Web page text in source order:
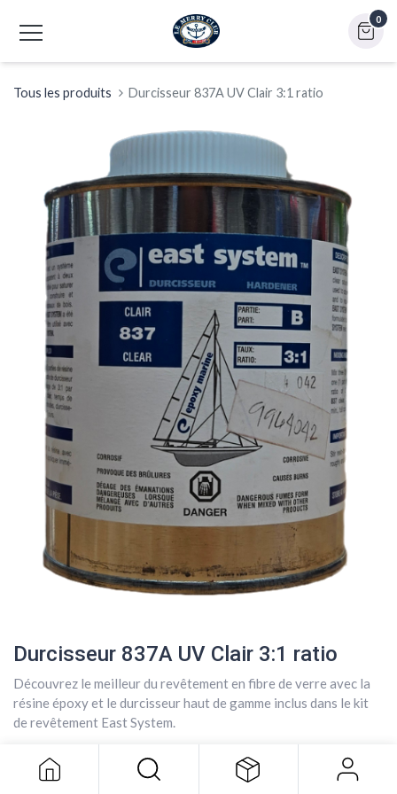
0
Tous les produits Durcisseur 837A UV Clair 3:1 ratio
Durcisseur 837A UV Clair 3:1 ratio
Découvrez le meilleur du revêtement en fibre de verre avec la
résine époxy et le durcisseur haut de gamme inclus dans le kit
de revêtement East System.
38,36
Durcisseur 837A UV Clair 3:1 ratio
38,36$